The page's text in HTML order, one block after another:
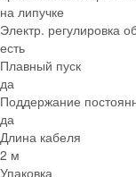
на липучке
Электр. регулировка
есть
Плавный пуск
да
Поддержание
да
Длина кабеля
2 м
Упаковка